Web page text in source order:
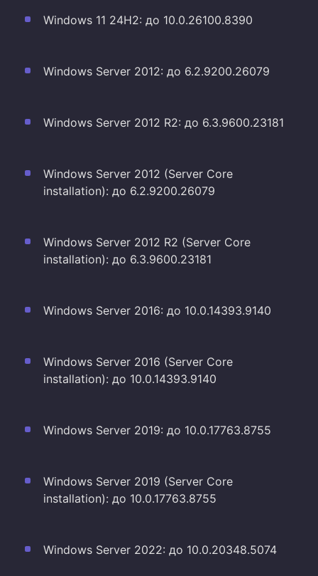
Windows 11 24H2: до 10.0.26100.8390
Windows Server 2012: до 6.2.9200.26079
Windows Server 2012 R2: до 6.3.9600.23181
Windows Server 2012 (Server Core
installation): до 6.2.9200.26079
Windows Server 2012 R2 (Server Core
installation): до 6.3.9600.23181
Windows Server 2016: до 10.0.14393.9140
Windows Server 2016 (Server Core
installation): до 10.0.14393.9140
Windows Server 2019: до 10.0.17763.8755
Windows Server 2019 (Server Core
installation): до 10.0.17763.8755
Windows Server 2022: до 10.0.20348.5074